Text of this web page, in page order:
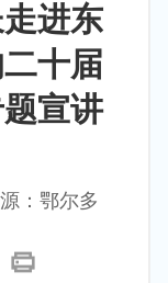
走进东
十届
宣讲
：鄂尔多